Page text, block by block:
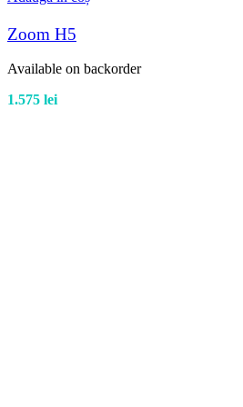
Zoom H5
Available on backorder
1.575 lei